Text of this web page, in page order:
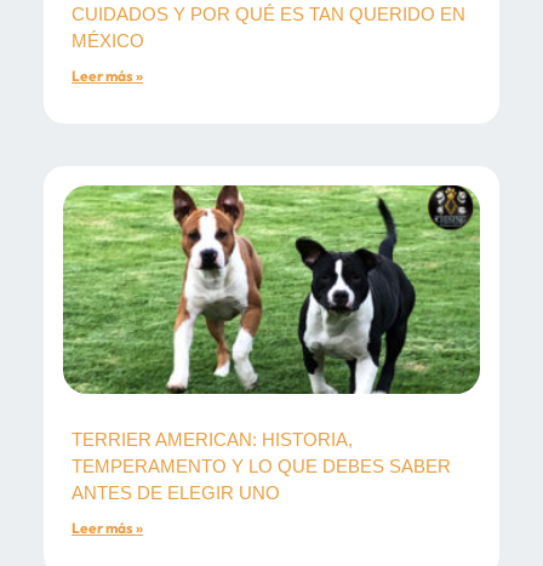
CUIDADOS Y POR QUÉ ES TAN QUERIDO EN
MÉXICO
Leer más »
TERRIER AMERICAN: HISTORIA,
TEMPERAMENTO Y LO QUE DEBES SABER
ANTES DE ELEGIR UNO
Leer más »